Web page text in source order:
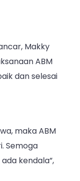
Makky
ABM
dan selesai
maka ABM
Semoga
kendala”,